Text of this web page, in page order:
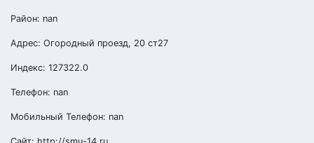
Район: nan
Адрес: Огородный проезд, 20 ст27
Индекс: 127322.0
Телефон: nan
Мобильный Телефон: nan